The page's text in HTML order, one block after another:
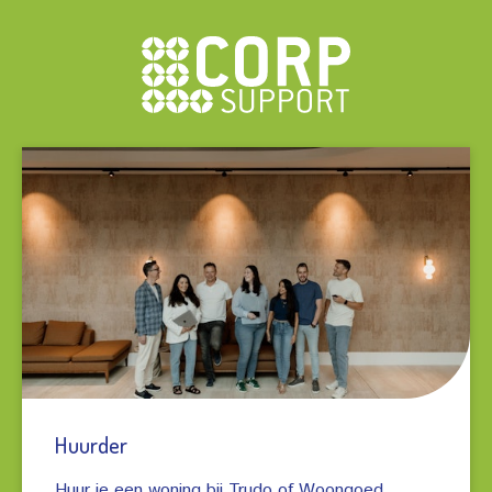
Huurder
Wij zijn Corp Support
We werken voor en met woningcorporaties. Zo doen wij
de huuradministratie voor Trudo en Woongoed
met hun huurders. Vooral als de huur niet is betaald. Huur
je een woning bij een van deze corporaties, dan kan het